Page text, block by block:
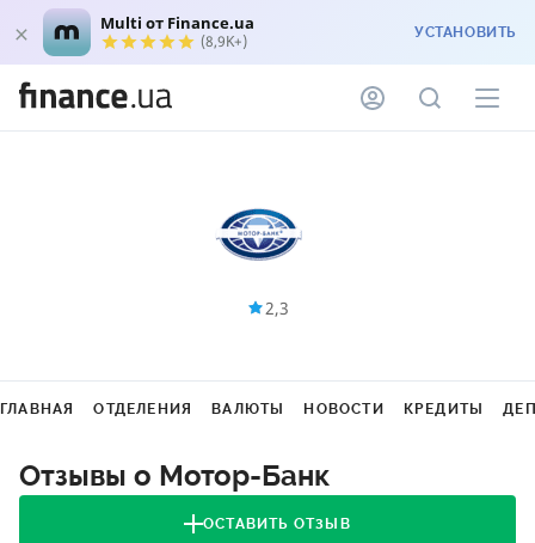
Multi от Finance.ua
(8,9K+) УСТАНОВИТЬ
2,3
ГЛАВНАЯ ОТДЕЛЕНИЯ ВАЛЮТЫ НОВОСТИ КРЕДИТЫ
Отзывы о Мотор-Банк
ОСТАВИТЬ ОТЗЫВ